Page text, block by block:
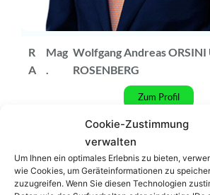
Cookie-Zustimmung
verwalten
Um Ihnen ein optimales Erlebnis zu bieten,
wie Cookies, um Geräteinformationen zu
zuzugreifen. Wenn Sie diesen Technologien
R
A
Mag
.
Wolfgang Andreas ORSINI
ROSENBERG
Zum Profil